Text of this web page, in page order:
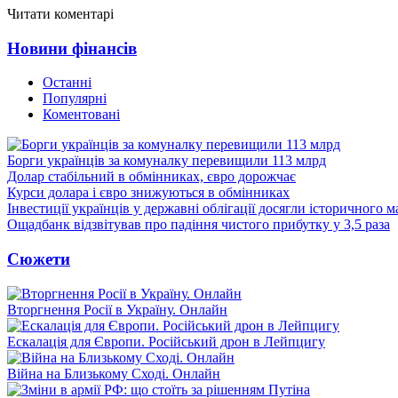
Читати коментарі
Новини фінансів
Останні
Популярні
Коментовані
Борги українців за комуналку перевищили 113 млрд
Долар стабільний в обмінниках, євро дорожчає
Курси долара і євро знижуються в обмінниках
Інвестиції українців у державні облігації досягли історичного
Ощадбанк відзвітував про падіння чистого прибутку у 3,5 раза
Сюжети
Вторгнення Росії в Україну. Онлайн
Ескалація для Європи. Російський дрон в Лейпцигу
Війна на Близькому Сході. Онлайн